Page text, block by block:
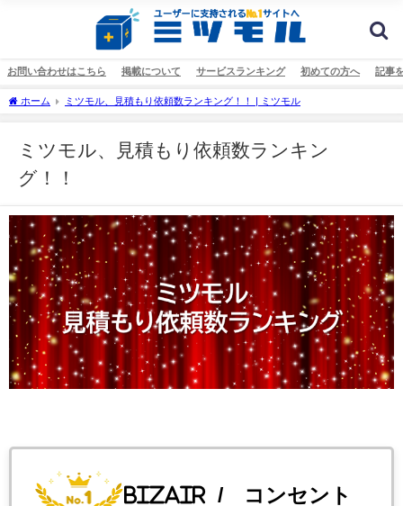
お問い合わせはこちら 掲載について サービスランキング 初めての方へ 記事
ホーム ミツモル、見積もり依頼数ランキング！！ | ミツモル
ミツモル、見積もり依頼数ランキン
グ！！
BizAir / コンセント